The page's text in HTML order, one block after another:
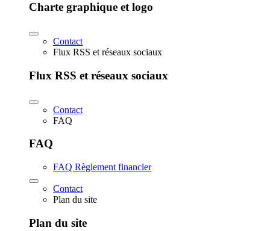
Charte graphique et logo
Contact
Flux RSS et réseaux sociaux
Flux RSS et réseaux sociaux
Contact
FAQ
FAQ
FAQ Règlement financier
Contact
Plan du site
Plan du site